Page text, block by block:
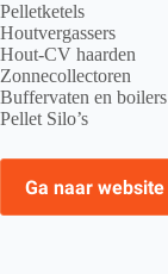
Pelletketels
Houtvergassers
Hout-CV haarden
Zonnecollectoren
Buffervaten en boilers
Pellet Silo’s
Ga naar website